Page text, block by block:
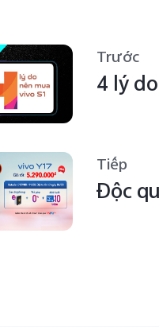
Trước
4 lý
Tiếp
Độc